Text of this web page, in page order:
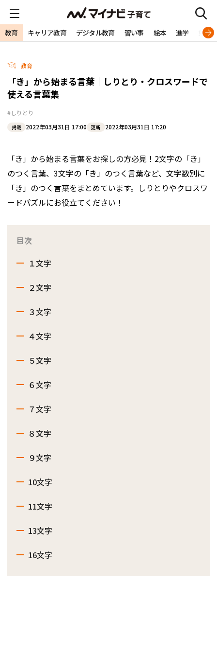
教育 キャリア教育 デジタル教育 習い事 絵本 進学 勉強
教育
「き」から始まる言葉｜しりとり・クロスワードで
使える言葉集
#しりとり
掲載 2022年03月31日 17:00 更新 2022年03月31日 17:20
「き」から始まる言葉をお探しの方必見！2文字の「き」
のつく言葉、3文字の「き」のつく言葉など、文字数別に
「き」のつく言葉をまとめています。しりとりやクロスワ
ードパズルにお役立てください！
目次
１文字
２文字
３文字
４文字
５文字
６文字
７文字
８文字
９文字
10文字
11文字
13文字
16文字